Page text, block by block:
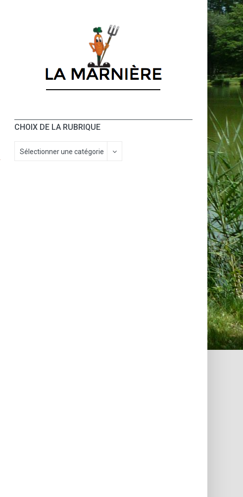
CHOIX DE LA RUBRIQUE
Sélectionner une catégorie